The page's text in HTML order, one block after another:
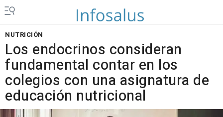
NUTRICIÓN
Los endocrinos consideran
fundamental contar en los
colegios con una asignatura de
educación nutricional